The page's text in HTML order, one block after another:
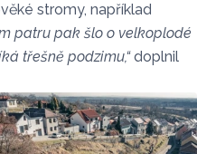
stromy, například
patru pak šlo o velkoplodé
třešně podzimu,“doplnil